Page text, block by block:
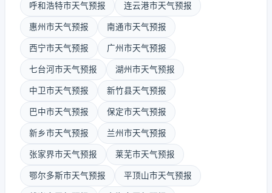
呼和浩特市天气预报 连云港市天气预报
惠州市天气预报 南通市天气预报
西宁市天气预报 广州市天气预报
七台河市天气预报 湖州市天气预报
中卫市天气预报 新竹县天气预报
巴中市天气预报 保定市天气预报
新乡市天气预报 兰州市天气预报
张家界市天气预报 莱芜市天气预报
鄂尔多斯市天气预报 平顶山市天气预报